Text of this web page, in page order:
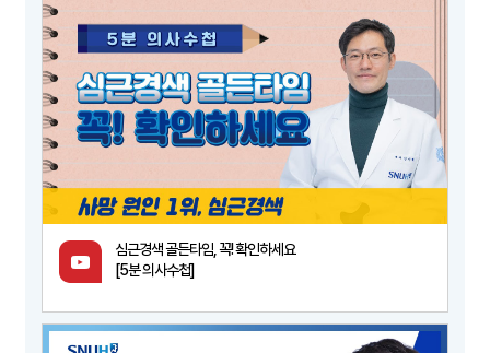
심근경색 골든타임, 꼭! 확인하세요
[5분 의사수첩]